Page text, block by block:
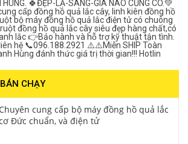
🍀ĐẸP-LẠ-SANG-GIÁ NÀO CŨNG CÓ.💚
cấp đồng hồ quả lắc cây, linh kiên đồng hồ
bộ máy đồng hồ quả lắc điện tử có chuông
đồng hồ quả lắc cây siêu đẹp hàng chất,có
lắc 👉Bảo hành và hỗ trợ kỹ thuật tận tình.
hệ 📞096.188.2921 ⚠️⚠️Miễn SHIP Toàn
Hùng đánh thức giá trị thời gian!!! Hotlin
CHẠY
Chuyên cung cấp bộ máy đồng hồ quả lắc
Đức chuẩn, và điện tử